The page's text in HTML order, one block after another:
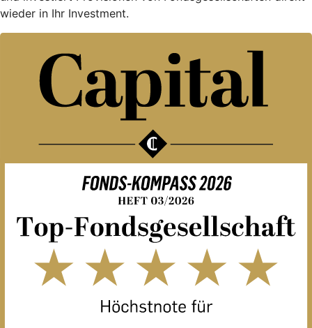
wieder in Ihr Investment.